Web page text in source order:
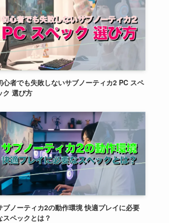
心者でも失敗しないサブノーティカ2 PC スペ
ク 選び方
ブノーティカ2の動作環境 快適プレイに必要
スペックとは？